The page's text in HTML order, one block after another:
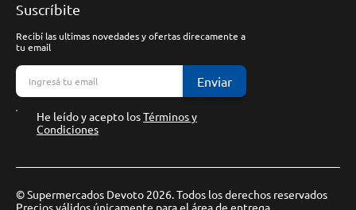
Suscríbite
Recibí las ultimas novedades y ofertas direcamente a
tu email
Enviar
He leído y acepto losTérminos y
Condiciones
© Supermercados Devoto 2026. Todos los derechos reservados
Precios válidos únicamente para el área de entrega.